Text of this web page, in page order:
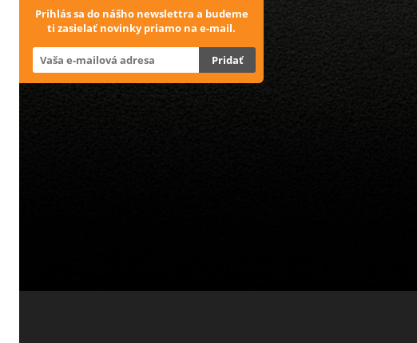
Prihlás sa do nášho newslettra a budeme
ti zasielať novinky priamo na e-mail.